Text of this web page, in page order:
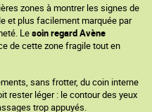
zones à montrer les signes de
et plus facilement marquée par
Lesoin regard Avène
de cette zone fragile tout en
sans frotter, du coin interne
rester léger : le contour des yeux
trop appuyés.